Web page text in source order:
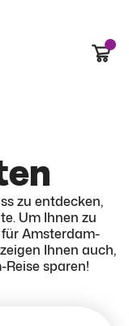
zu entdecken,
Um Ihnen zu
Amsterdam-
Ihnen auch,
sparen!